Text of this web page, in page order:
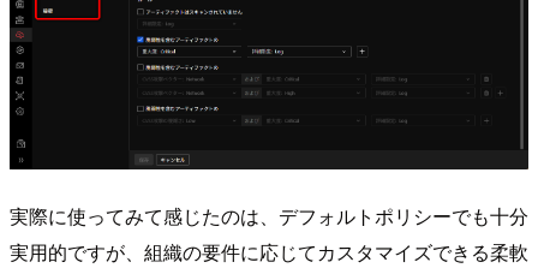
実際に使ってみて感じたのは、デフォルトポリシーでも十分
実用的ですが、組織の要件に応じてカスタマイズできる柔軟